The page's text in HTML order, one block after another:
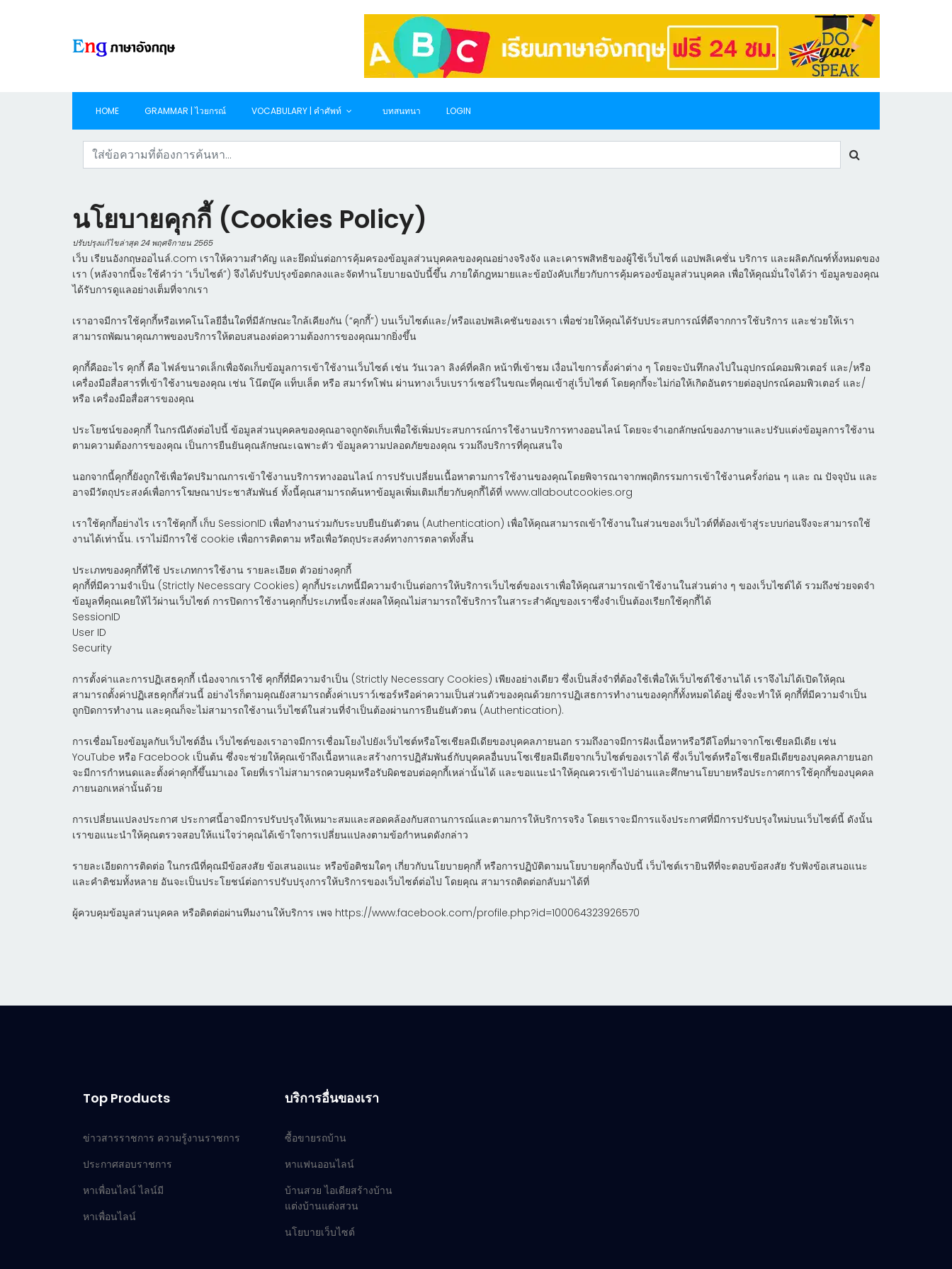
HOME GRAMMAR | ไวยกรณ์ VOCABULARY | คำศัพท์ บทสนทนา LOGIN
นโยบายคุกกี้ (Cookies Policy)
ปรับปรุงแก้ไขล่าสุด 24 พฤศจิกายน 2565
เว็บ เรียนอังกฤษออไนล์.com เราให้ความสำคัญ และยึดมั่นต่อการคุ้มครองข้อมูลส่วนบุคคลของคุณอย่างจริงจัง และเคารพสิทธิของผู้ใช้เว็บไซต์ แอปพลิเคชั่น บริการ และผลิตภัณฑ์ทั้งหมดของ
เรา (หลังจากนี้จะใช้คำว่า “เว็บไซต์”) จึงได้ปรับปรุงข้อตกลงและจัดทำนโยบายฉบับนี้ขึ้น ภายใต้กฎหมายและข้อบังคับเกี่ยวกับการคุ้มครองข้อมูลส่วนบุคคล เพื่อให้คุณมั่นใจได้ว่า ข้อมูลของคุณ
ได้รับการดูแลอย่างเต็มที่จากเรา
เราอาจมีการใช้คุกกี้หรือเทคโนโลยีอื่นใดที่มีลักษณะใกล้เคียงกัน (“คุกกี้”) บนเว็บไซต์และ/หรือแอปพลิเคชันของเรา เพื่อช่วยให้คุณได้รับประสบการณ์ที่ดีจากการใช้บริการ และช่วยให้เรา
สามารถพัฒนาคุณภาพของบริการให้ตอบสนองต่อความต้องการของคุณมากยิ่งขึ้น
คุกกี้คืออะไร คุกกี้ คือ ไฟล์ขนาดเล็กเพื่อจัดเก็บข้อมูลการเข้าใช้งานเว็บไซต์ เช่น วันเวลา ลิงค์ที่คลิก หน้าที่เข้าชม เงื่อนไขการตั้งค่าต่าง ๆ โดยจะบันทึกลงไปในอุปกรณ์คอมพิวเตอร์ และ/หรือ
เครื่องมือสื่อสารที่เข้าใช้งานของคุณ เช่น โน๊ตบุ๊ค แท็บเล็ต หรือ สมาร์ทโฟน ผ่านทางเว็บเบราว์เซอร์ในขณะที่คุณเข้าสู่เว็บไซต์ โดยคุกกี้จะไม่ก่อให้เกิดอันตรายต่ออุปกรณ์คอมพิวเตอร์ และ/
หรือ เครื่องมือสื่อสารของคุณ
ประโยชน์ของคุกกี้ ในกรณีดังต่อไปนี้ ข้อมูลส่วนบุคคลของคุณอาจถูกจัดเก็บเพื่อใช้เพิ่มประสบการณ์การใช้งานบริการทางออนไลน์ โดยจะจำเอกลักษณ์ของภาษาและปรับแต่งข้อมูลการใช้งาน
ตามความต้องการของคุณ เป็นการยืนยันคุณลักษณะเฉพาะตัว ข้อมูลความปลอดภัยของคุณ รวมถึงบริการที่คุณสนใจ
นอกจากนี้คุกกี้ยังถูกใช้เพื่อวัดปริมาณการเข้าใช้งานบริการทางออนไลน์ การปรับเปลี่ยนเนื้อหาตามการใช้งานของคุณโดยพิจารณาจากพฤติกรรมการเข้าใช้งานครั้งก่อน ๆ และ ณ ปัจจุบัน และ
อาจมีวัตถุประสงค์เพื่อการโฆษณาประชาสัมพันธ์ ทั้งนี้คุณสามารถค้นหาข้อมูลเพิ่มเติมเกี่ยวกับคุกกี้ได้ที่ www.allaboutcookies.org
เราใช้คุกกี้อย่างไร เราใช้คุกกี้ เก็บ SessionID เพื่อทำงานร่วมกับระบบยืนยันตัวตน (Authentication) เพื่อให้คุณสามารถเข้าใช้งานในส่วนของเว็บไวต์ที่ต้องเข้าสู่ระบบก่อนจึงจะสามารถใช้
งานได้เท่านั้น. เราไม่มีการใช้ cookie เพื่อการติดตาม หรือเพื่อวัตถุประสงค์ทางการตลาดทั้งสิ้น
ประเภทของคุกกี้ที่ใช้ ประเภทการใช้งาน รายละเอียด ตัวอย่างคุกกี้
คุกกี้ที่มีความจำเป็น (Strictly Necessary Cookies) คุกกี้ประเภทนี้มีความจำเป็นต่อการให้บริการเว็บไซต์ของเราเพื่อให้คุณสามารถเข้าใช้งานในส่วนต่าง ๆ ของเว็บไซต์ได้ รวมถึงช่วยจดจำ
ข้อมูลที่คุณเคยให้ไว้ผ่านเว็บไซต์ การปิดการใช้งานคุกกี้ประเภทนี้จะส่งผลให้คุณไม่สามารถใช้บริการในสาระสำคัญของเราซึ่งจำเป็นต้องเรียกใช้คุกกี้ได้
SessionID
User ID
Security
การตั้งค่าและการปฏิเสธคุกกี้ เนื่องจากเราใช้ คุกกี้ที่มีความจำเป็น (Strictly Necessary Cookies) เพียงอย่างเดียว ซึ่งเป็นสิ่งจำที่ต้องใช้เพื่อให้เว็บไซต์ใช้งานได้ เราจึงไม่ได้เปิดให้คุณ
สามารถตั้งค่าปฏิเสธคุกกี้ส่วนนี้ อย่างไรก็ตามคุณยังสามารถตั้งค่าเบราว์เซอร์หรือค่าความเป็นส่วนตัวของคุณด้วยการปฏิเสธการทำงานของคุกกี้ทั้งหมดได้อยู่ ซึ่งจะทำให้ คุกกี้ที่มีความจำเป็น
ถูกปิดการทำงาน และคุณก็จะไม่สามารถใช้งานเว็บไซต์ในส่วนที่จำเป็นต้องผ่านการยืนยันตัวตน (Authentication).
การเชื่อมโยงข้อมูลกับเว็บไซต์อื่น เว็บไซต์ของเราอาจมีการเชื่อมโยงไปยังเว็บไซต์หรือโซเชียลมีเดียของบุคคลภายนอก รวมถึงอาจมีการฝังเนื้อหาหรือวีดีโอที่มาจากโซเชียลมีเดีย เช่น
YouTube หรือ Facebook เป็นต้น ซึ่งจะช่วยให้คุณเข้าถึงเนื้อหาและสร้างการปฏิสัมพันธ์กับบุคคลอื่นบนโซเชียลมีเดียจากเว็บไซต์ของเราได้ ซึ่งเว็บไซต์หรือโซเชียลมีเดียของบุคคลภายนอก
จะมีการกำหนดและตั้งค่าคุกกี้ขึ้นมาเอง โดยที่เราไม่สามารถควบคุมหรือรับผิดชอบต่อคุกกี้เหล่านั้นได้ และขอแนะนำให้คุณควรเข้าไปอ่านและศึกษานโยบายหรือประกาศการใช้คุกกี้ของบุคคล
ภายนอกเหล่านั้นด้วย
การเปลี่ยนแปลงประกาศ ประกาศนี้อาจมีการปรับปรุงให้เหมาะสมและสอดคล้องกับสถานการณ์และตามการให้บริการจริง โดยเราจะมีการแจ้งประกาศที่มีการปรับปรุงใหม่บนเว็บไซต์นี้ ดังนั้น
เราขอแนะนำให้คุณตรวจสอบให้แน่ใจว่าคุณได้เข้าใจการเปลี่ยนแปลงตามข้อกำหนดดังกล่าว
รายละเอียดการติดต่อ ในกรณีที่คุณมีข้อสงสัย ข้อเสนอแนะ หรือข้อติชมใดๆ เกี่ยวกับนโยบายคุกกี้ หรือการปฏิบัติตามนโยบายคุกกี้ฉบับนี้ เว็บไซต์เรายินทีที่จะตอบข้อสงสัย รับฟังข้อเสนอแนะ
และคำติชมทั้งหลาย อันจะเป็นประโยชน์ต่อการปรับปรุงการให้บริการของเว็บไซต์ต่อไป โดยคุณ สามารถติดต่อกลับมาได้ที่
ผู้ควบคุมข้อมูลส่วนบุคคล หรือติดต่อผ่านทีมงานให้บริการ เพจ https://www.facebook.com/profile.php?id=100064323926570
Top Products
ข่าวสารราชการ ความรู้งานราชการ
ประกาศสอบราชการ
หาเพื่อนไลน์ ไลน์มี
หาเพื่อนไลน์
บริการอื่นของเรา
ซื้อขายรถบ้าน
หาแฟนออนไลน์
บ้านสวย ไอเดียสร้างบ้าน
แต่งบ้านแต่งสวน
นโยบายเว็บไซต์